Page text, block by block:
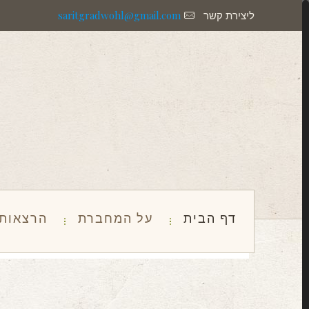
ליצירת קשר saritgradwohl@gmail.com
דף הבית על המחברת